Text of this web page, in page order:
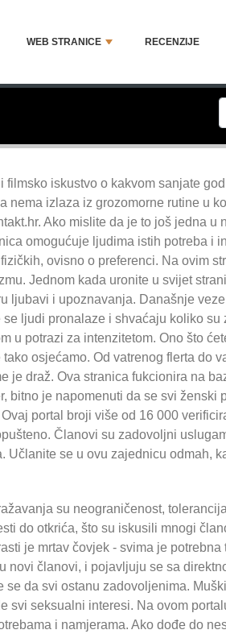
WEB STRANICE RECENZIJE
iskustvo o kakvom sanjate
nema izlaza iz grozomorne rutine u
Ako mislite da je to još jedna u
omogućuje ljudima istih potreba i
ovisno o preferenci. Na ovim
Jednom kada uronite u svijet
ljubavi i upoznavanja. Današnje
ljudi pronalaze i shvaćaju koliko
u potrazi za intenzitetom. Ono što
osjećamo. Od vatrenog flerta do
je draž. Ova stranica fukcionira na
bitno je napomenuti da se svi ženski
portal broji više od 16 000
Članovi su zadovoljni
Učlanite se u ovu zajednicu odmah,
su neograničenost,
do otkrića, što su iskusili mnogi
je mrtav čovjek - svima je
novi članovi, i pojavljuju se sa
da svi ostanu zadovoljenima.
svi seksualni interesi. Na ovom
i namjerama. Ako dođe do